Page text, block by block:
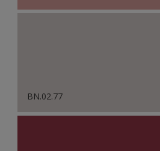
BN.02.77